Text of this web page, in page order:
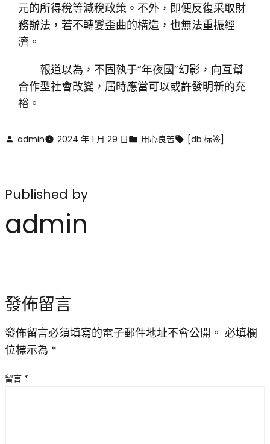
元的所得稅等減稅政策。不外，即便反復采取財
務辦法，若不轉變歪曲的構造，也無法重振經
濟。
報道以為，不固執于“年夜國”幻影，向互幫
合作型社會改變，屆時應當可以或許發明新的充
裕。
admin 2024 年 1 月 29 日 用心良苦 [db:标签]
Published by
admin
發佈留言
發佈留言必須填寫的電子郵件地址不會公開。 必填欄
位標示為 *
留言 *